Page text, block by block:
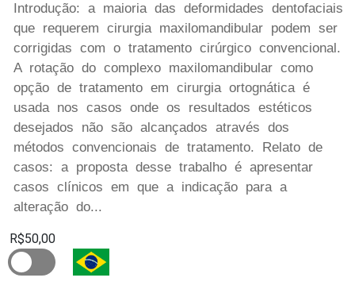
Introdução: a maioria das deformidades dentofaciais
que requerem cirurgia maxilomandibular podem ser
corrigidas com o tratamento cirúrgico convencional.
A rotação do complexo maxilomandibular como
opção de tratamento em cirurgia ortognática é
usada nos casos onde os resultados estéticos
desejados não são alcançados através dos
métodos convencionais de tratamento. Relato de
casos: a proposta desse trabalho é apresentar
casos clínicos em que a indicação para a
alteração do...
R$50,00